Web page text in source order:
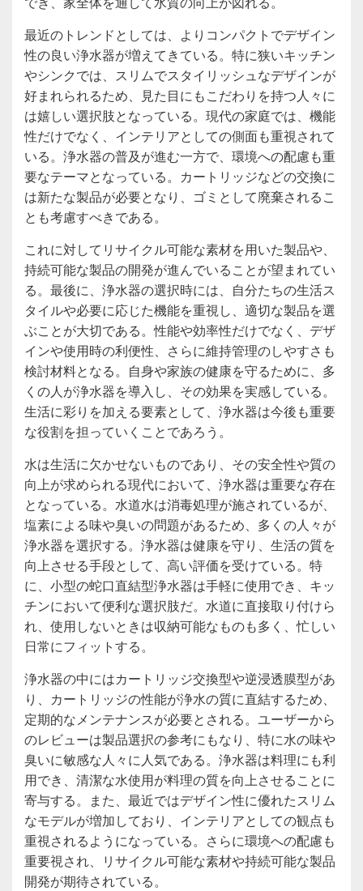
最近のトレンドとしては、よりコンパクトでデザイン
性の良い浄水器が増えてきている。特に狭いキッチン
やシンクでは、スリムでスタイリッシュなデザインが
好まれられるため、見た目にもこだわりを持つ人々に
は嬉しい選択肢となっている。現代の家庭では、機能
性だけでなく、インテリアとしての側面も重視されて
いる。浄水器の普及が進む一方で、環境への配慮も重
要なテーマとなっている。カートリッジなどの交換に
は新たな製品が必要となり、ゴミとして廃棄されるこ
とも考慮すべきである。
これに対してリサイクル可能な素材を用いた製品や、
持続可能な製品の開発が進んでいることが望まれてい
る。最後に、浄水器の選択時には、自分たちの生活ス
タイルや必要に応じた機能を重視し、適切な製品を選
ぶことが大切である。性能や効率性だけでなく、デザ
インや使用時の利便性、さらに維持管理のしやすさも
検討材料となる。自身や家族の健康を守るために、多
くの人が浄水器を導入し、その効果を実感している。
生活に彩りを加える要素として、浄水器は今後も重要
な役割を担っていくことであろう。
水は生活に欠かせないものであり、その安全性や質の
向上が求められる現代において、浄水器は重要な存在
となっている。水道水は消毒処理が施されているが、
塩素による味や臭いの問題があるため、多くの人々が
浄水器を選択する。浄水器は健康を守り、生活の質を
向上させる手段として、高い評価を受けている。特
に、小型の蛇口直結型浄水器は手軽に使用でき、キッ
チンにおいて便利な選択肢だ。水道に直接取り付けら
れ、使用しないときは収納可能なものも多く、忙しい
日常にフィットする。
浄水器の中にはカートリッジ交換型や逆浸透膜型があ
り、カートリッジの性能が浄水の質に直結するため、
定期的なメンテナンスが必要とされる。ユーザーから
のレビューは製品選択の参考にもなり、特に水の味や
臭いに敏感な人々に人気である。浄水器は料理にも利
用でき、清潔な水使用が料理の質を向上させることに
寄与する。また、最近ではデザイン性に優れたスリム
なモデルが増加しており、インテリアとしての観点も
重視されるようになっている。さらに環境への配慮も
重要視され、リサイクル可能な素材や持続可能な製品
開発が期待されている。